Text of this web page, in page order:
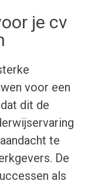
je cv
voor een
dit de
te
De
als